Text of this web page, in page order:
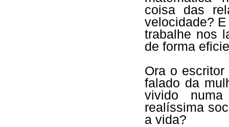
coisa das
velocidade?
trabalhe nos
de forma
Ora o
falado da
vivido
realíssima
a vida?